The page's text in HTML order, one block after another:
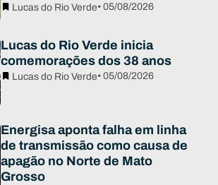
Lucas do Rio Verde• 05/08/2026
Lucas do Rio Verde inicia
comemorações dos 38 anos
Lucas do Rio Verde• 05/08/2026
Energisa aponta falha em linha
de transmissão como causa de
apagão no Norte de Mato
Grosso